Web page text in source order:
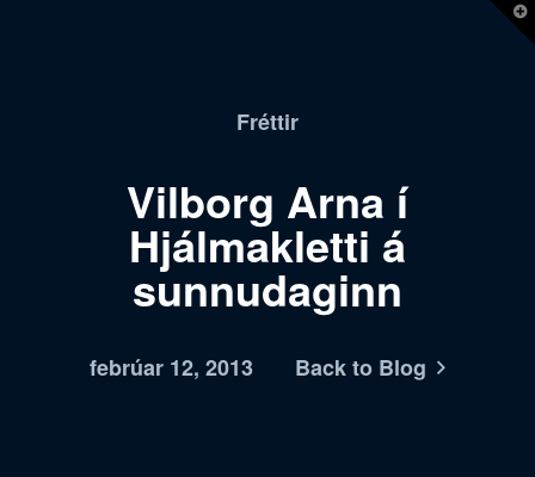
Fréttir
Vilborg Arna í
Hjálmakletti á
sunnudaginn
febrúar 12, 2013 Back to Blog